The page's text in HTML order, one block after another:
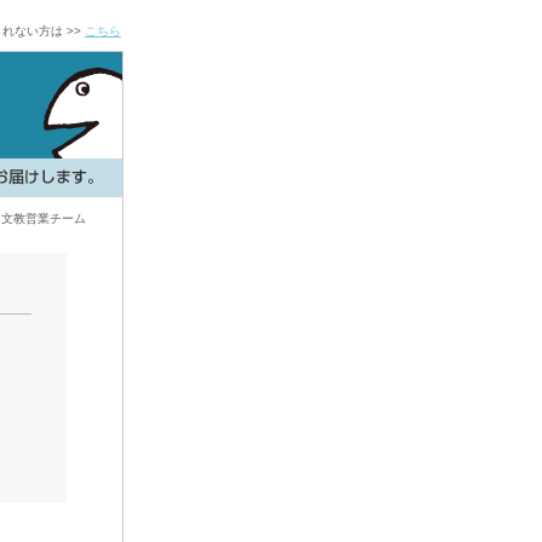
ない方は >> こちら
教営業チーム